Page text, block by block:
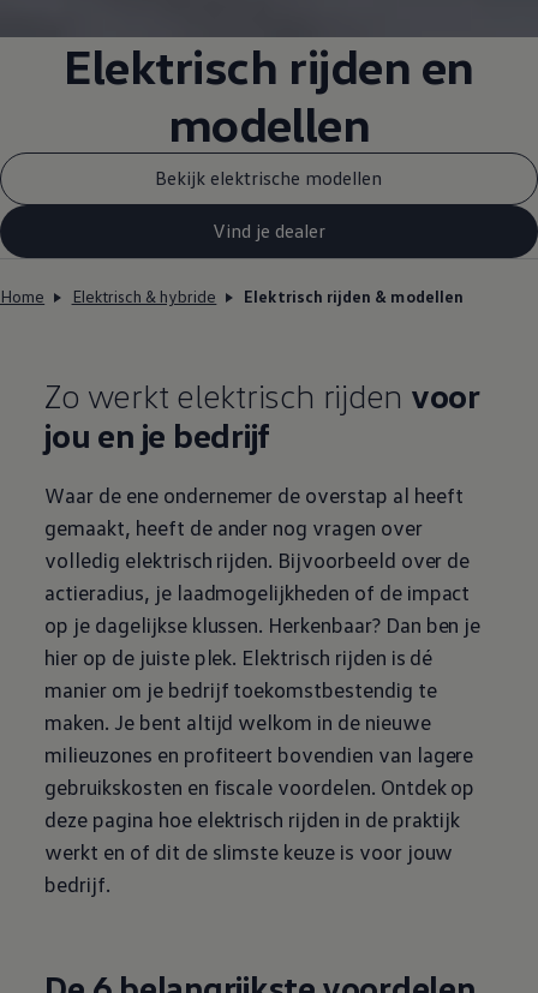
Elektrisch rijden en
modellen
Bekijk elektrische modellen
Vind je dealer
Home Elektrisch & hybride Elektrisch rijden & modellen
Zo werkt elektrisch rijden voor
jou en je bedrijf
Waar de ene ondernemer de overstap al heeft
gemaakt, heeft de ander nog vragen over
volledig elektrisch rijden. Bijvoorbeeld over de
actieradius, je laadmogelijkheden of de impact
op je dagelijkse klussen. Herkenbaar? Dan ben je
hier op de juiste plek. Elektrisch rijden is dé
manier om je bedrijf toekomstbestendig te
maken. Je bent altijd welkom in de nieuwe
milieuzones en profiteert bovendien van lagere
gebruikskosten en fiscale voordelen. Ontdek op
deze pagina hoe elektrisch rijden in de praktijk
werkt en of dit de slimste keuze is voor jouw
bedrijf.